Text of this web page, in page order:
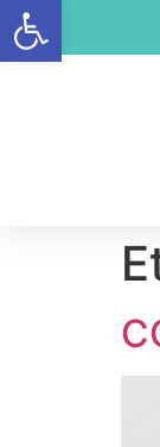
Abrir barra de